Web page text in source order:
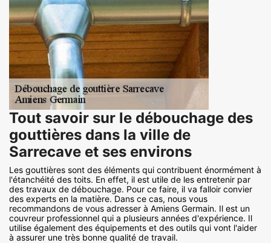
Tout savoir sur le débouchage des
gouttières dans la ville de
Sarrecave et ses environs
Les gouttières sont des éléments qui contribuent énormément à
l'étanchéité des toits. En effet, il est utile de les entretenir par
des travaux de débouchage. Pour ce faire, il va falloir convier
des experts en la matière. Dans ce cas, nous vous
recommandons de vous adresser à Amiens Germain. Il est un
couvreur professionnel qui a plusieurs années d'expérience. Il
utilise également des équipements et des outils qui vont l'aider
à assurer une très bonne qualité de travail.